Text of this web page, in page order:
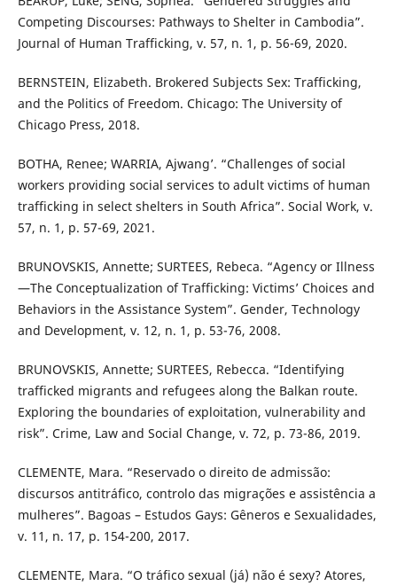
Competing Discourses: Pathways to Shelter in Cambodia”.
Journal of Human Trafficking, v. 57, n. 1, p. 56-69, 2020.
BERNSTEIN, Elizabeth. Brokered Subjects Sex: Trafficking,
and the Politics of Freedom. Chicago: The University of
Chicago Press, 2018.
BOTHA, Renee; WARRIA, Ajwang’. “Challenges of social
workers providing social services to adult victims of human
trafficking in select shelters in South Africa”. Social Work, v.
57, n. 1, p. 57-69, 2021.
BRUNOVSKIS, Annette; SURTEES, Rebeca. “Agency or Illness
—The Conceptualization of Trafficking: Victims’ Choices and
Behaviors in the Assistance System”. Gender, Technology
and Development, v. 12, n. 1, p. 53-76, 2008.
BRUNOVSKIS, Annette; SURTEES, Rebecca. “Identifying
trafficked migrants and refugees along the Balkan route.
Exploring the boundaries of exploitation, vulnerability and
risk”. Crime, Law and Social Change, v. 72, p. 73-86, 2019.
CLEMENTE, Mara. “Reservado o direito de admissão:
discursos antitráfico, controlo das migrações e assistência a
mulheres”. Bagoas – Estudos Gays: Gêneros e Sexualidades,
v. 11, n. 17, p. 154-200, 2017.
CLEMENTE, Mara. “O tráfico sexual (já) não é sexy? Atores,